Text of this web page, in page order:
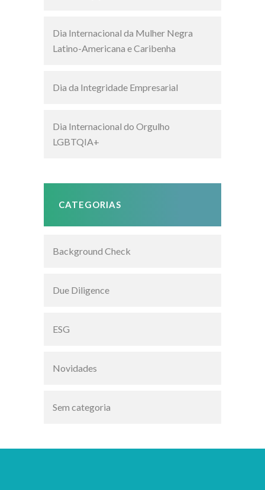
Dia Internacional da Mulher Negra
Latino-Americana e Caribenha
Dia da Integridade Empresarial
Dia Internacional do Orgulho
LGBTQIA+
CATEGORIAS
Background Check
Due Diligence
ESG
Novidades
Sem categoria